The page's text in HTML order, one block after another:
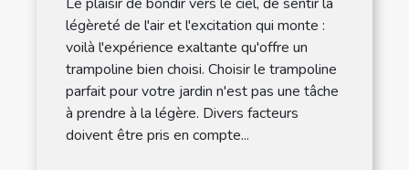
légèreté de l'air et l'excitation qui monte :
voilà l'expérience exaltante qu'offre un
trampoline bien choisi. Choisir le trampoline
parfait pour votre jardin n'est pas une tâche
à prendre à la légère. Divers facteurs
doivent être pris en compte...